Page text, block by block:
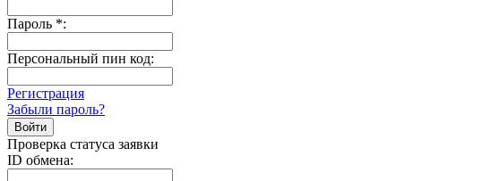
Пароль *:
Персональный пин код:
Регистрация
Забыли пароль?
Проверка статуса заявки
ID обмена: